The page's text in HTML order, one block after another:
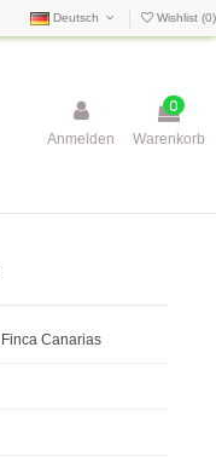
Deutsch Wishlist (0)
Anmelden
0
Warenkorb
Canarias